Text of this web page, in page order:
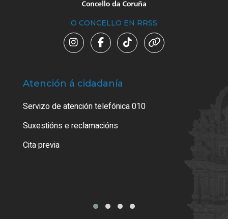
O CONCELLO EN RRSS
Atención á cidadanía
Servizo de atención telefónica 010
Suxestións e reclamacións
Cita previa